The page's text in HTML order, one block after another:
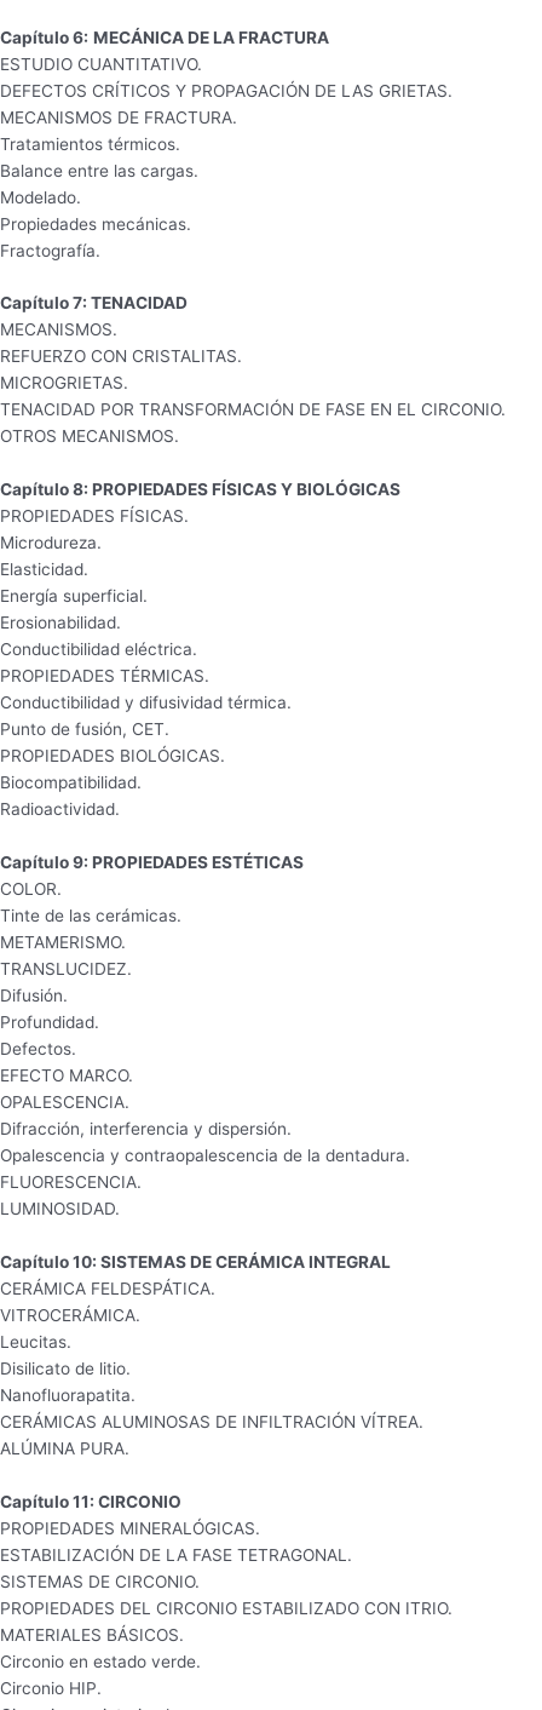
Capítulo 6: MECÁNICA DE LA FRACTURA
ESTUDIO CUANTITATIVO.
DEFECTOS CRÍTICOS Y PROPAGACIÓN DE LAS GRIETAS.
MECANISMOS DE FRACTURA.
Tratamientos térmicos.
Balance entre las cargas.
Modelado.
Propiedades mecánicas.
Fractografía.
Capítulo 7: TENACIDAD
MECANISMOS.
REFUERZO CON CRISTALITAS.
MICROGRIETAS.
TENACIDAD POR TRANSFORMACIÓN DE FASE EN EL CIRCONIO.
OTROS MECANISMOS.
Capítulo 8: PROPIEDADES FÍSICAS Y BIOLÓGICAS
PROPIEDADES FÍSICAS.
Microdureza.
Elasticidad.
Energía superficial.
Erosionabilidad.
Conductibilidad eléctrica.
PROPIEDADES TÉRMICAS.
Conductibilidad y difusividad térmica.
Punto de fusión, CET.
PROPIEDADES BIOLÓGICAS.
Biocompatibilidad.
Radioactividad.
Capítulo 9: PROPIEDADES ESTÉTICAS
COLOR.
Tinte de las cerámicas.
METAMERISMO.
TRANSLUCIDEZ.
Difusión.
Profundidad.
Defectos.
EFECTO MARCO.
OPALESCENCIA.
Difracción, interferencia y dispersión.
Opalescencia y contraopalescencia de la dentadura.
FLUORESCENCIA.
LUMINOSIDAD.
Capítulo 10: SISTEMAS DE CERÁMICA INTEGRAL
CERÁMICA FELDESPÁTICA.
VITROCERÁMICA.
Leucitas.
Disilicato de litio.
Nanofluorapatita.
CERÁMICAS ALUMINOSAS DE INFILTRACIÓN VÍTREA.
ALÚMINA PURA.
Capítulo 11: CIRCONIO
PROPIEDADES MINERALÓGICAS.
ESTABILIZACIÓN DE LA FASE TETRAGONAL.
SISTEMAS DE CIRCONIO.
PROPIEDADES DEL CIRCONIO ESTABILIZADO CON ITRIO.
MATERIALES BÁSICOS.
Circonio en estado verde.
Circonio HIP.